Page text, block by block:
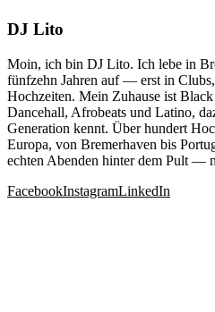
DJ Lito
Moin, ich bin DJ Lito. Ich lebe in
fünfzehn Jahren auf — erst in
Hochzeiten. Mein Zuhause ist
Dancehall, Afrobeats und Latino,
Generation kennt. Über hundert
Europa, von Bremerhaven bis
echten Abenden hinter dem Pult —
FacebookInstagramLinkedIn